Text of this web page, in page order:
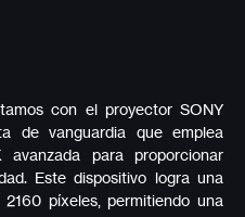
con el proyector SONY
de vanguardia que emplea
para proporcionar
Este dispositivo logra una
píxeles, permitiendo una